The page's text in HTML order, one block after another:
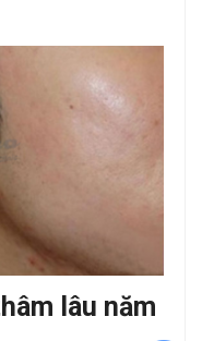
lâu năm